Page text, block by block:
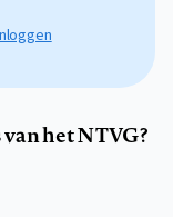
het NTVG?